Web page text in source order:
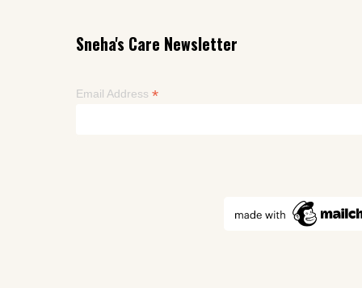
Sneha's Care Newsletter
Email Address *